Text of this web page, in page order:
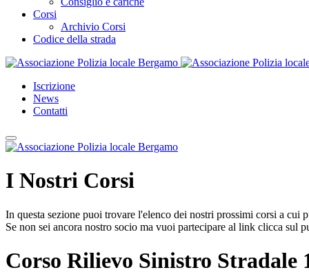
Corsi
Archivio Corsi
Codice della strada
Iscrizione
News
Contatti
I Nostri Corsi
In questa sezione puoi trovare l'elenco dei nostri prossimi corsi a cui
Se non sei ancora nostro socio ma vuoi partecipare al link clicca sul
Corso Rilievo Sinistro Stradale